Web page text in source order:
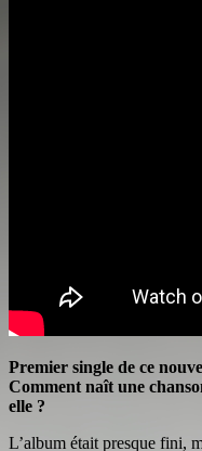
Premier single de ce
Comment naît une
elle ?
L’album était presque fini,